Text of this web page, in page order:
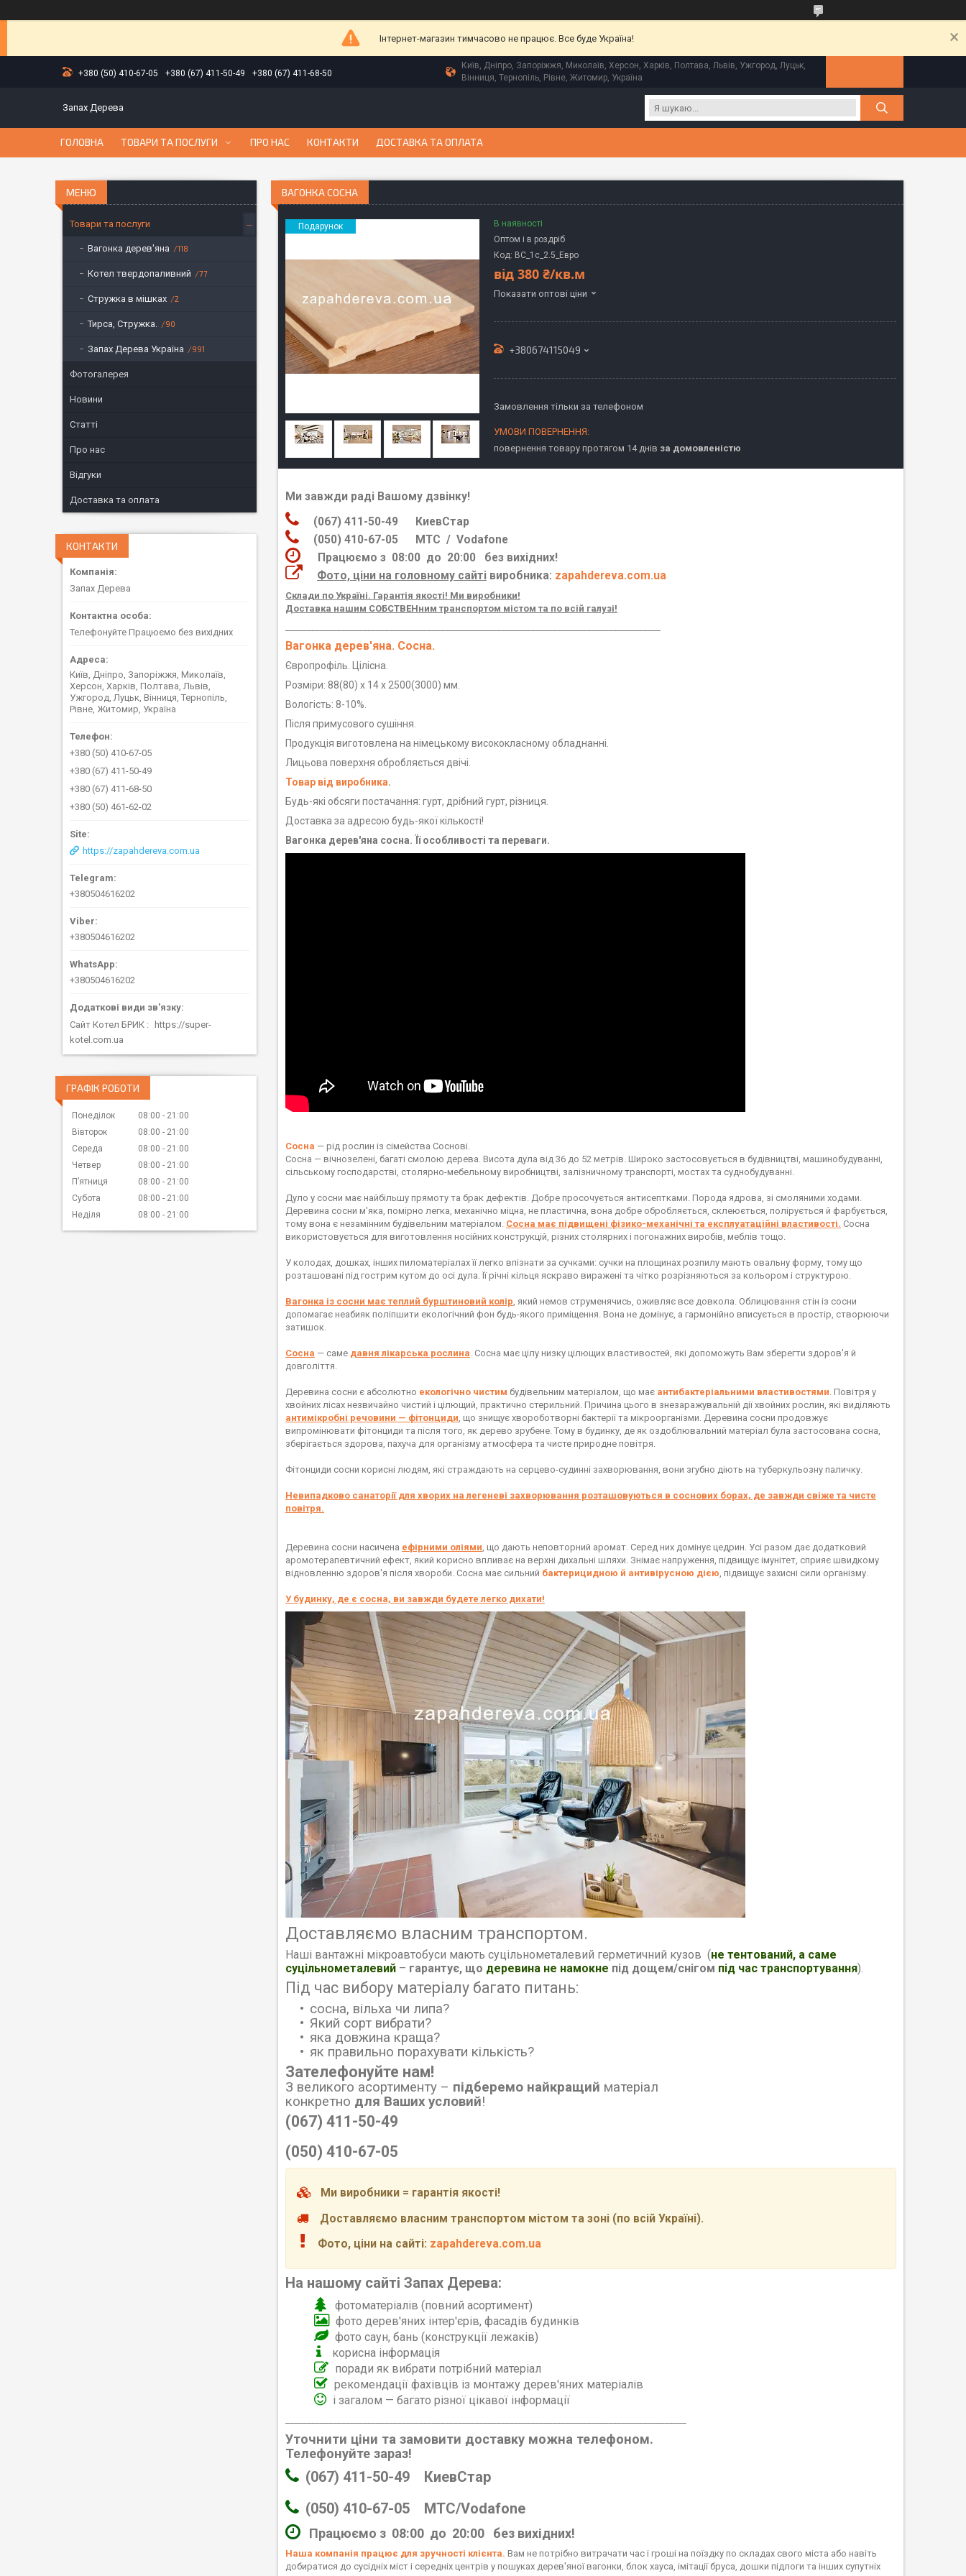
Інтернет-магазин тимчасово не працює. Все буде Україна!
+380 (50) 410-67-05 +380 (67) 411-50-49 +380 (67) 411-68-50
Київ, Дніпро, Запоріжжя, Миколаїв, Херсон, Харків, Полтава, Львів, Ужгород, Луцьк,
Вінниця, Тернопіль, Рівне, Житомир, Україна
Запах Дерева
ГОЛОВНА ТОВАРИ ТА ПОСЛУГИ ПРО НАС КОНТАКТИ ДОСТАВКА ТА ОПЛАТА
ВАГОНКА СОСНА
Подарунок
В наявності
Оптом і в роздріб
Код: ВС_1с_2.5_Евро
від 380 ₴/кв.м
Показати оптові ціни
+380674115049
Замовлення тільки за телефоном
повернення товару протягом 14 днів за домовленістю
Ми завжди раді Вашому дзвінку!
(067) 411-50-49 КиевСтар
(050) 410-67-05 МТС / Vodafone
Працюємо з 08:00 до 20:00 без вихідних!
Фото, ціни на головному сайті виробника: zapahdereva.com.ua
Склади по Україні. Гарантія якості! Ми виробники!
Доставка нашим СОБСТВЕНним транспортом містом та по всій галузі!
Вагонка дерев'яна. Сосна.
Європрофіль. Цілісна.
Розміри: 88(80) х 14 х 2500(3000) мм.
Вологість: 8-10%.
Після примусового сушіння.
Продукція виготовлена на німецькому висококласному обладнанні.
Лицьова поверхня обробляється двічі.
Товар від виробника.
Будь-які обсяги постачання: гурт, дрібний гурт, різниця.
Доставка за адресою будь-якої кількості!
Вагонка дерев'яна сосна. Її особливості та переваги.
Сосна — рід рослин із сімейства Соснові.
Сосна — вічнозелені, багаті смолою дерева. Висота дула від 36 до 52 метрів. Широко застосовується в будівництві, машинобудуванні,
сільському господарстві, столярно-мебельному виробництві, залізничному транспорті, мостах та суднобудуванні.
Дуло у сосни має найбільшу прямоту та брак дефектів. Добре просочується антисептками. Порода ядрова, зі смоляними ходами.
Деревина сосни м'яка, помірно легка, механічно міцна, не пластична, вона добре обробляється, склеюється, полірується й фарбується,
тому вона є незамінним будівельним матеріалом. Сосна має підвищені фізико-механічні та експлуатаційні властивості. Сосна
використовується для виготовлення носійних конструкцій, різних столярних і погонажних виробів, меблів тощо.
У колодах, дошках, інших пиломатеріалах її легко впізнати за сучками: сучки на площинах розпилу мають овальну форму, тому що
розташовані під гострим кутом до осі дула. Її річні кільця яскраво виражені та чітко розрізняються за кольором і структурою.
Вагонка із сосни має теплий бурштиновий колір , який немов струменячись, оживляє все довкола. Облицювання стін із сосни
допомагає неабияк поліпшити екологічний фон будь-якого приміщення. Вона не домінує, а гармонійно вписується в простір, створюючи
затишок.
Сосна — саме давня лікарська рослина . Сосна має цілу низку цілющих властивостей, які допоможуть Вам зберегти здоров'я й
довголіття.
Деревина сосни є абсолютно екологічно чистим будівельним матеріалом, що має антибактеріальними властивостями . Повітря у
хвойних лісах незвичайно чистий і цілющий, практично стерильний. Причина цього в знезаражувальній дії хвойних рослин, які виділяють
антимікробні речовини — фітонциди , що знищує хвороботворні бактерії та мікроорганізми. Деревина сосни продовжує
випромінювати фітонциди та після того, як дерево зрубене. Тому в будинку, де як оздоблювальний матеріал була застосована сосна,
зберігається здорова, пахуча для організму атмосфера та чисте природне повітря.
Фітонциди сосни корисні людям, які страждають на серцево-судинні захворювання, вони згубно діють на туберкульозну паличку.
Невипадково санаторії для хворих на легеневі захворювання розташовуються в соснових борах, де завжди свіже та чисте
повітря.
Деревина сосни насичена ефірними оліями , що дають неповторний аромат. Серед них домінує цедрин. Усі разом дає додатковий
аромотерапевтичний ефект, який корисно впливає на верхні дихальні шляхи. Знімає напруження, підвищує імунітет, сприяє швидкому
відновленню здоров'я після хвороби. Сосна має сильний бактерицидною й антивірусною дією , підвищує захисні сили організму.
У будинку, де є сосна, ви завжди будете легко дихати!
Доставляємо власним транспортом.
Наші вантажні мікроавтобуси мають суцільнометалевий герметичний кузов (не тентований, а саме
суцільнометалевий – гарантує, що деревина не намокне під дощем/снігом під час транспортування).
Під час вибору матеріалу багато питань:
сосна, вільха чи липа?
Який сорт вибрати?
яка довжина краща?
як правильно порахувати кількість?
Зателефонуйте нам!
З великого асортименту – підберемо найкращий матеріал
конкретно для Ваших условий!
(067) 411-50-49
(050) 410-67-05
Ми виробники = гарантія якості!
Доставляємо власним транспортом містом та зоні (по всій Україні).
Фото, ціни на сайті: zapahdereva.com.ua
На нашому сайті Запах Дерева:
фотоматеріалів (повний асортимент)
фото дерев'яних інтер'єрів, фасадів будинків
фото саун, бань (конструкції лежаків)
корисна інформація
поради як вибрати потрібний матеріал
рекомендації фахівців із монтажу дерев'яних матеріалів
і загалом — багато різної цікавої інформації
Уточнити ціни та замовити доставку можна телефоном.
Телефонуйте зараз!
(067) 411-50-49 КиевСтар
(050) 410-67-05 МТС/Vodafone
Працюємо з 08:00 до 20:00 без вихідних!
Наша компанія працює для зручності клієнта. Вам не потрібно витрачати час і гроші на поїздку по складах свого міста або навіть
добиратися до сусідніх міст і середніх центрів у пошуках дерев'яної вагонки, блок хауса, імітації бруса, дошки підлоги та інших супутніх
Товари та послуги
Вагонка дерев'яна 118
Котел твердопаливний 77
Стружка в мішках 2
Тирса, Стружка. 90
Запах Дерева Україна 991
Фотогалерея
Новини
Статті
Про нас
Відгуки
Доставка та оплата
КОНТАКТИ
Запах Дерева
Телефонуйте Працюємо без вихідних
Київ, Дніпро, Запоріжжя, Миколаїв,
Херсон, Харків, Полтава, Львів,
Ужгород, Луцьк, Вінниця, Тернопіль,
Рівне, Житомир, Україна
+380 (50) 410-67-05
+380 (67) 411-50-49
+380 (67) 411-68-50
+380 (50) 461-62-02
https://zapahdereva.com.ua
+380504616202
+380504616202
+380504616202
Сайт Котел БРИК
https://super-
kotel.com.ua
ГРАФІК РОБОТИ
Понеділок 08:00
21:00
Вівторок
08:00
21:00
Середа
08:00
21:00
Четвер
08:00
21:00
Пʼятниця
08:00
21:00
Субота
08:00
21:00
Неділя
08:00 21:00